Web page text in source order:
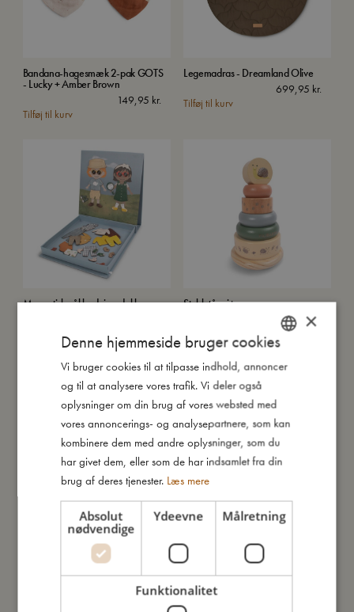
Bandana-hagesmæk 2-pak GOTS
- Lucky + Amber Brown
149,95 kr.
Tilføj til kurv
Legemadras - Dreamland Olive
699,95 kr.
Tilføj til kurv
Magnetisk påklædningsdukke -
Tilføj til kurv
Stabletårn i træ
149,95kr.
Tilføj til kurv
Magnetisk spil - I skoven
Skovens dyr
Tilføj til kurv
DANISH
GERMAN
×
Denne hjemmeside bruger cookies
Vi bruger cookies til at tilpasse indhold, annoncer
og til at analysere vores trafik. Vi deler også
oplysninger om din brug af vores websted med
vores annoncerings- og analysepartnere, som kan
kombinere dem med andre oplysninger, som du
har givet dem, eller som de har indsamlet fra din
brug af deres tjenester. Læs mere
Absolut
nødvendige
Ydeevne Målretning
Funktionalitet